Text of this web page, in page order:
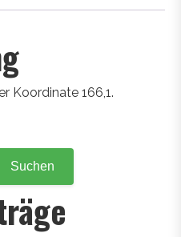
Koordinate 166,1.
Suchen